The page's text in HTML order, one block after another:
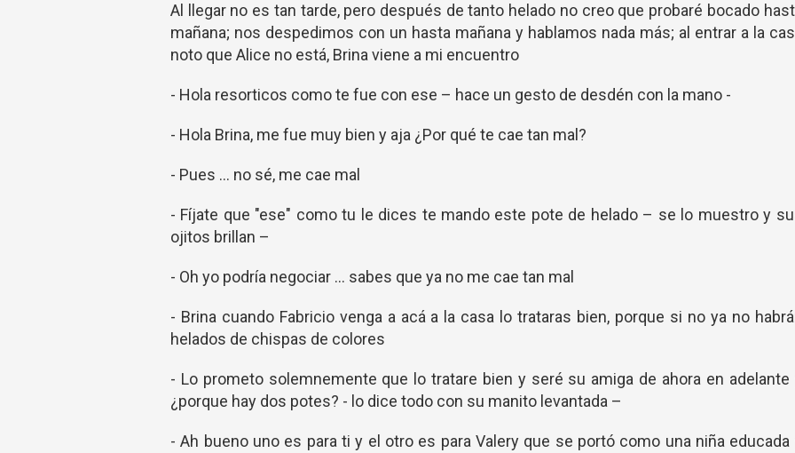
Al llegar no es tan tarde, pero después de tanto helado no creo que probaré bocado
mañana; nos despedimos con un hasta mañana y hablamos nada más; al entrar a la
noto que Alice no está, Brina viene a mi encuentro
- Hola resorticos como te fue con ese – hace un gesto de desdén con la mano -
- Hola Brina, me fue muy bien y aja ¿Por qué te cae tan mal?
- Pues ... no sé, me cae mal
- Fíjate que "ese" como tu le dices te mando este pote de helado – se lo muestro y
ojitos brillan –
- Oh yo podría negociar ... sabes que ya no me cae tan mal
- Brina cuando Fabricio venga a acá a la casa lo trataras bien, porque si no ya no
helados de chispas de colores
- Lo prometo solemnemente que lo tratare bien y seré su amiga de ahora en adelante
¿porque hay dos potes? - lo dice todo con su manito levantada –
- Ah bueno uno es para ti y el otro es para Valery que se portó como una niña educada